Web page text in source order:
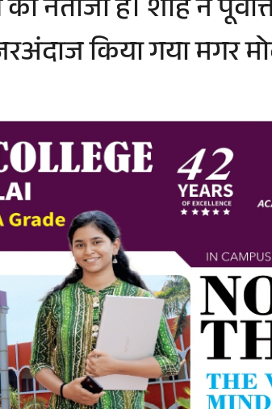
नतीजा है। शाह ने
किया गया मगर